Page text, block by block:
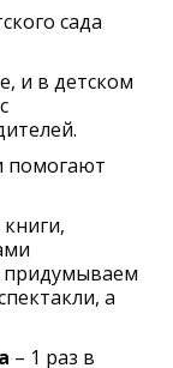
сада
и в детском
помогают
придумываем
а
– 1 раз в